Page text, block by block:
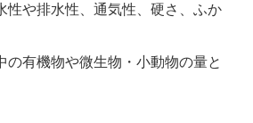
性や排水性、通気性、硬さ、ふか
の有機物や微生物・小動物の量と